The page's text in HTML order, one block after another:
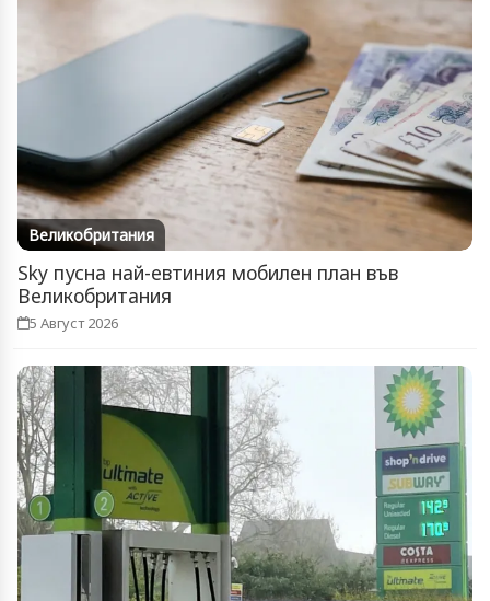
Великобритания
Sky пусна най-евтиния мобилен план във
Великобритания
5 Август 2026